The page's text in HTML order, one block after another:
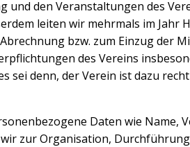
den Veranstaltungen des
leiten wir mehrmals im Jahr
bzw. zum Einzug der
des Vereins
denn, der Verein ist dazu
Daten wie Name,
zur Organisation,